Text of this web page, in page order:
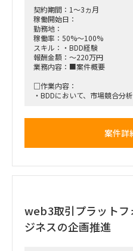
■働き方/勤務場所：基本リモ
オフィスMTGベースで出社可能
契約期間：1～3ヵ月
稼働開始日：
勤務地：
稼働率：50%～100%
スキル：・BDD経験
報酬金額：～220万円
業務内容：■案件概要
□作業内容：
・BDDにおいて、市場競合分
数本発生する見込み）
■働き方/勤務場所：週2日～
（例：PJ初期は対面頻度高い
ート推奨等）
案件詳
web3取引プラットフ
ジネスの企画推進